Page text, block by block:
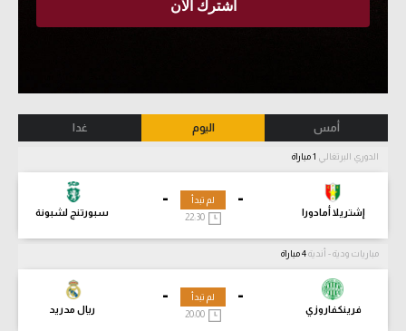
أمس اليوم غدا
الدوري البرتغالي
-
إشتريلا أمادورا
-
سبورتنج لشبونة
لم تبدأ
مباريات ودية - أندية
-
فرينكفاروزي
-
ريال مدريد
لم تبدأ